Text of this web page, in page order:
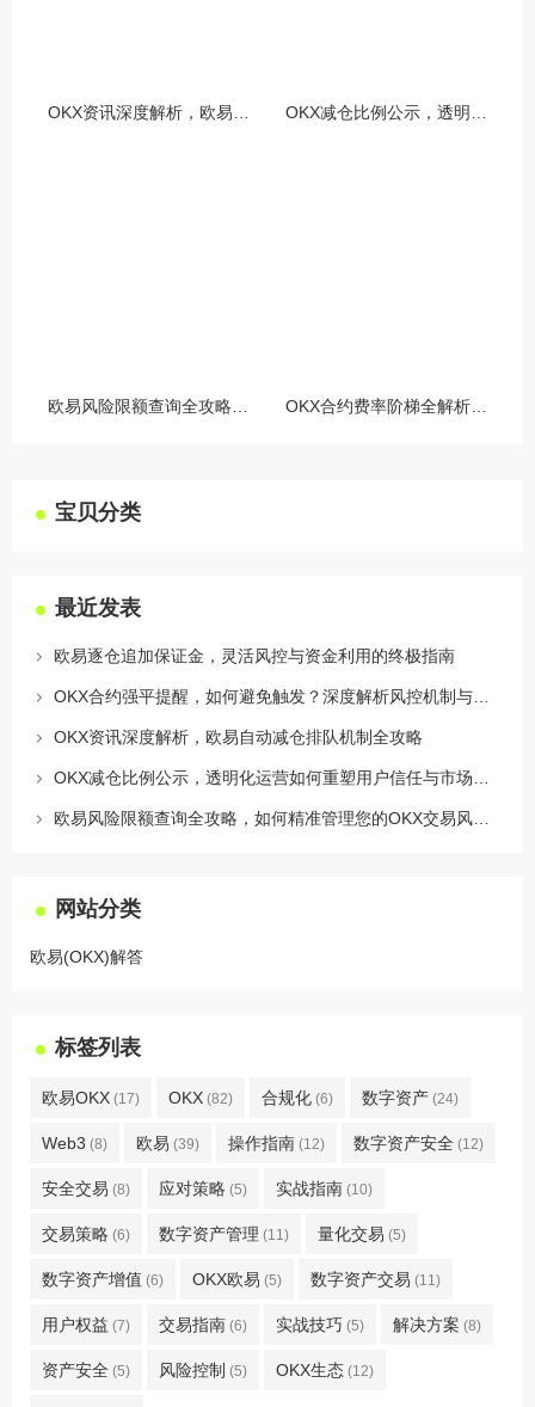
宝贝分类
最近发表
欧易逐仓追加保证金，灵活风控与资金利用的终极指南
OKX资讯深度解析，欧易自动减仓排队机制全攻略
网站分类
欧易(OKX)解答
标签列表
欧易OKX (17) OKX (82) 合规化 (6) 数字资产 (24)
Web3 (8) 欧易 (39) 操作指南 (12) 数字资产安全 (12)
安全交易 (8) 应对策略 (5) 实战指南 (10)
交易策略 (6) 数字资产管理 (11) 量化交易 (5)
数字资产增值 (6) OKX欧易 (5) 数字资产交易 (11)
用户权益 (7) 交易指南 (6) 实战技巧 (5) 解决方案 (8)
资产安全 (5) 风险控制 (5) OKX生态 (12)